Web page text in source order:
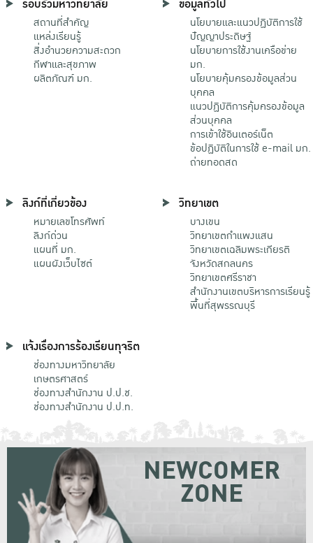
สถานที่สำคัญ
แหล่งเรียนรู้
สิ่งอำนวยความสะดวก
กีฬาและสุขภาพ
ผลิตภัณฑ์ มก.
นโยบายและแนวปฏิบัติการใช้
ปัญญาประดิษฐ์
นโยบายการใช้งานเครือข่าย
มก.
นโยบายคุ้มครองข้อมูลส่วน
บุคคล
แนวปฏิบัติการคุ้มครองข้อมูล
ส่วนบุคคล
การเข้าใช้อินเตอร์เน็ต
ข้อปฏิบัติในการใช้ e-mail มก.
ถ่ายทอดสด
ลิงก์ที่เกี่ยวข้อง
หมายเลขโทรศัพท์
ลิงก์ด่วน
แผนที่ มก.
แผนผังเว็บไซต์
วิทยาเขต
บางเขน
วิทยาเขตกําแพงแสน
วิทยาเขตเฉลิมพระเกียรติ
จังหวัดสกลนคร
วิทยาเขตศรีราชา
สำนักงานเขตบริหารการเรียนรู้
พื้นที่สุพรรณบุรี
แจ้งเรื่องการร้องเรียนทุจริต
ช่องทางมหาวิทยาลัย
เกษตรศาสตร์
ช่องทางสำนักงาน ป.ป.ช.
ช่องทางสำนักงาน ป.ป.ท.
NEWCOMER
ZONE